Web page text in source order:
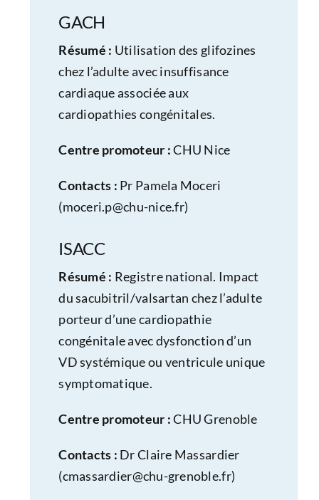
GACH
Résumé : Utilisation des glifozines
chez l’adulte avec insuffisance
cardiaque associée aux
cardiopathies congénitales.
Centre promoteur :CHU Nice
Contacts : Pr Pamela Moceri
(moceri.p@chu-nice.fr)
ISACC
Résumé : Registre national. Impact
du sacubitril/valsartan chez l’adulte
porteur d’une cardiopathie
congénitale avec dysfonction d’un
VD systémique ou ventricule unique
symptomatique.
Centre promoteur :CHU Grenoble
Contacts : Dr Claire Massardier
(cmassardier@chu-grenoble.fr)